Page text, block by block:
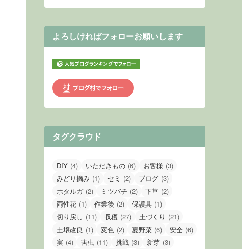
よろしければフォローお願いします
タグクラウド
DIY (4) いただきもの (6) お客様 (3)
みどり摘み (1) セミ (2) ブログ (3)
ホタルガ (2) ミツバチ (2) 下草 (2)
両性花 (1) 作業後 (2) 保護具 (1)
切り戻し (11) 収穫 (27) 土づくり (21)
土壌改良 (1) 変色 (2) 夏野菜 (6) 安全 (6)
実 (4) 害虫 (11) 挑戦 (3) 新芽 (3)